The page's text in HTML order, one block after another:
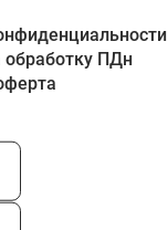
обработку ПДн